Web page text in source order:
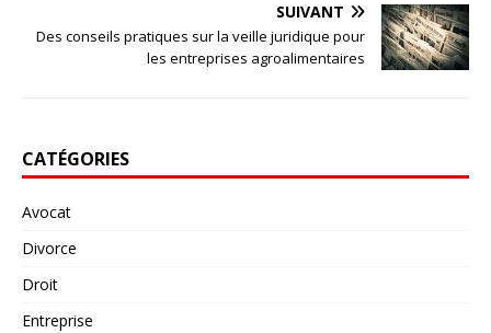
SUIVANT
Des conseils pratiques sur la veille juridique pour
les entreprises agroalimentaires
CATÉGORIES
Avocat
Divorce
Droit
Entreprise